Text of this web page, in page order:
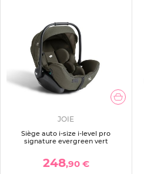
JOIE
Siège auto i-size i-level pro
signature evergreen vert
248,90 €